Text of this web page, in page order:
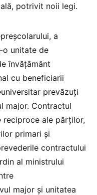
potrivit noii legi.
a
o unitate de
învățământ
cu beneficiarii
prevăzuți
major. Contractul
reciproce ale părților,
primari și
contractului
al ministrului
major și unitatea